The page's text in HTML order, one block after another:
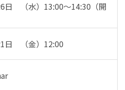
日 （水）13:00～14:30（開
日 （金）12:00